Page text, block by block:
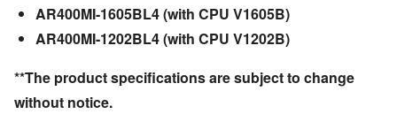
AR400MI-1605BL4 (with CPU V1605B)
AR400MI-1202BL4 (with CPU V1202B)
**The product specifications are subject to change
without notice.